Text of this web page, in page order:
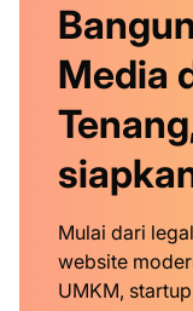
Media
Mulai dari
website
UMKM,